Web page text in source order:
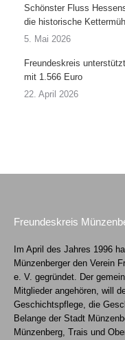
Schönster Fluss
die historische
5. Mai 2026
Freundeskreis
mit 1.566 Euro
22. April 2026
Freundeskreis
Im April des Jahres 1996
Münzenberger den Verein
e. V. gegründet. Der
Mitglieder angehören, will
Geschichtspflege, die
Belange der Stadt
Münzenberg, Trais und